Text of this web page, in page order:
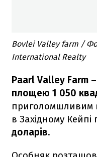
Bovlei Valley farm /
International Realty
Paarl Valley Farm
площею 1 050
приголомшливим
в Західному Кейпі
доларів.